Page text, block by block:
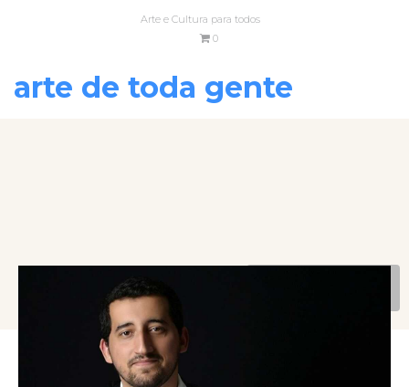
Arte e Cultura para todos
0
arte de toda gente